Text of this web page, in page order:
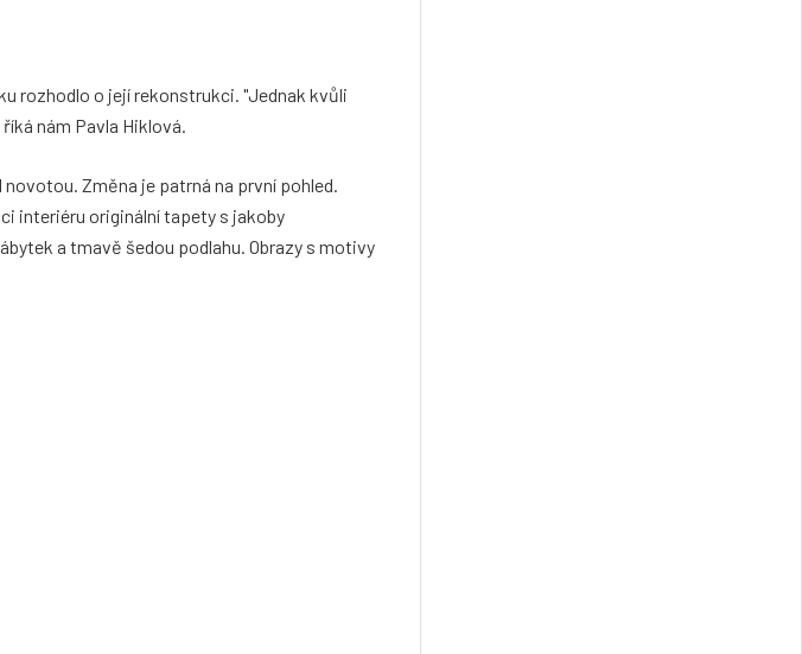
rozhodlo o její rekonstrukci. "Jednak kvůli
nám Pavla Hiklová.
Změna je patrná na první pohled.
interiéru originální tapety s jakoby
a tmavě šedou podlahu. Obrazy s motivy